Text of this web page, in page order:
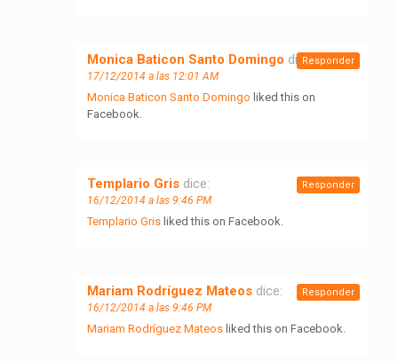
Monica Baticon Santo Domingo dice:
17/12/2014 a las 12:01 AM
Monica Baticon Santo Domingo liked this on
Facebook.
Responder
Templario Gris dice:
16/12/2014 a las 9:46 PM
Templario Gris liked this on Facebook.
Responder
Mariam Rodríguez Mateos dice:
16/12/2014 a las 9:46 PM
Mariam Rodríguez Mateos liked this on Facebook.
Responder